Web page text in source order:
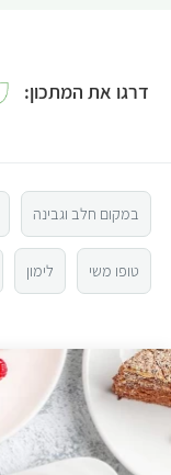
דרגו את המתכון:
3
2
1
במקום חלב וגבינה
טופו משי לימון